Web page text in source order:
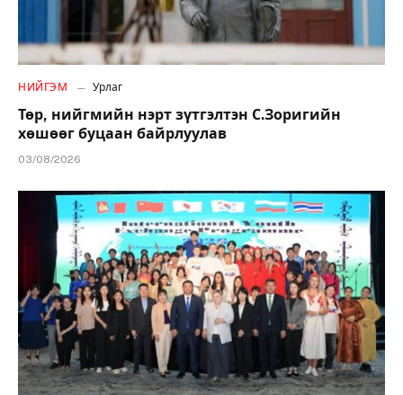
НИЙГЭМ Урлаг
Төр, нийгмийн нэрт зүтгэлтэн С.Зоригийн
хөшөөг буцаан байрлуулав
03/08/2026